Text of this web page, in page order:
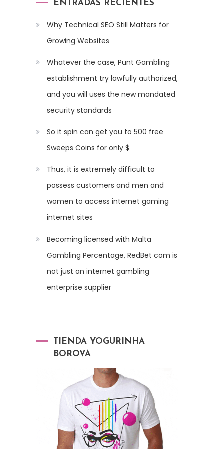
ENTRADAS RECIENTES
Why Technical SEO Still Matters for
Growing Websites
Whatever the case, Punt Gambling
establishment try lawfully authorized,
and you will uses the new mandated
security standards
So it spin can get you to 500 free
Sweeps Coins for only $
Thus, it is extremely difficult to
possess customers and men and
women to access internet gaming
internet sites
Becoming licensed with Malta
Gambling Percentage, RedBet com is
not just an internet gambling
enterprise supplier
TIENDA YOGURINHA
BOROVA